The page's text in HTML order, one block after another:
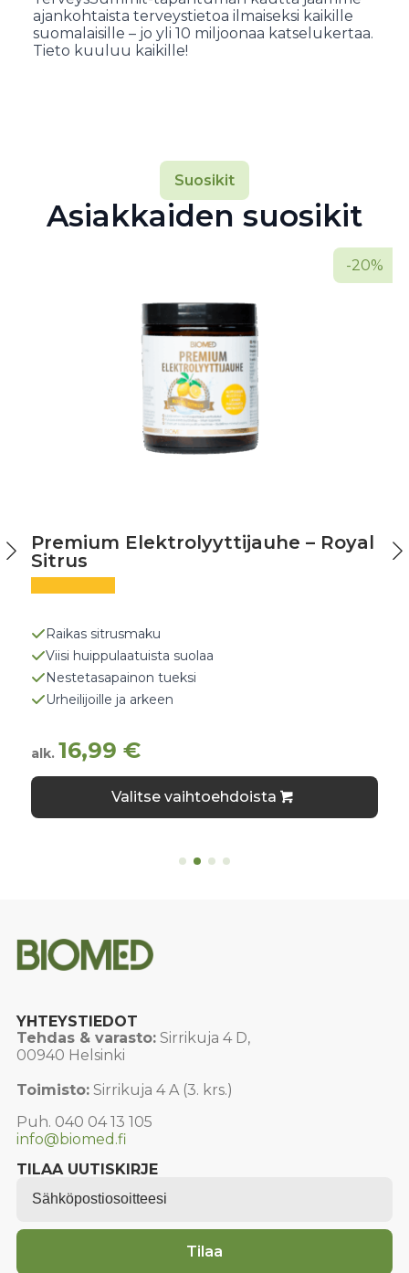
ajankohtaista terveystietoa ilmaiseksi kaikille
suomalaisille – jo yli 10 miljoonaa katselukertaa.
Tieto kuuluu kaikille!
Suosikit
Asiakkaiden suosikit
-20%
Raikas sitrusmaku
Viisi huippulaatuista suolaa
Nestetasapainon tueksi
Urheilijoille ja arkeen
alk. 16,99€
Premium Elektrolyyttijauhe – Royal
Sitrus
Valitse vaihtoehdoista
Tällä
on
sivulla.
YHTEYSTIEDOT
Tehdas & varasto:Sirrikuja 4 D,
00940 Helsinki
Toimisto:Sirrikuja 4 A (3. krs.)
Puh. 040 04 13 105
info@biomed.fi
TILAA UUTISKIRJE
Tilaa